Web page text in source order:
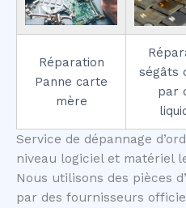
Réparation
Panne carte
mère
ségâts
par
Service de dépannage
niveau logiciel et matériel
Nous utilisons des pièces
par des fournisseurs